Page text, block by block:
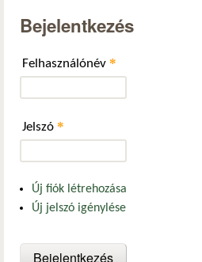
Bejelentkezés
Felhasználónév *
Jelszó *
Új fiók létrehozása
Új jelszó igénylése